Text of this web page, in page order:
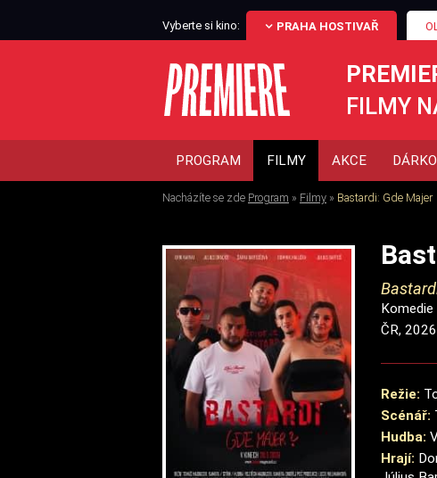
Vyberte si kino: PRAHA HOSTIVAŘ
FILMY
PROGRAM FILMY AKCE
Nacházíte se zde Program » Filmy » Bastardi: Gde Majer
Komedie
ČR,
Režie:
Scénář:
Hudba:
Hrají: